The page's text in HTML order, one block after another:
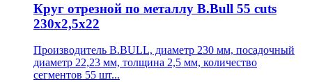
Круг отрезной по металлу B.Bull 55 cuts
230х2,5х22
Производитель B.BULL, диаметр 230 мм, посадочный
диаметр 22,23 мм, толщина 2,5 мм, количество
сегментов 55 шт...